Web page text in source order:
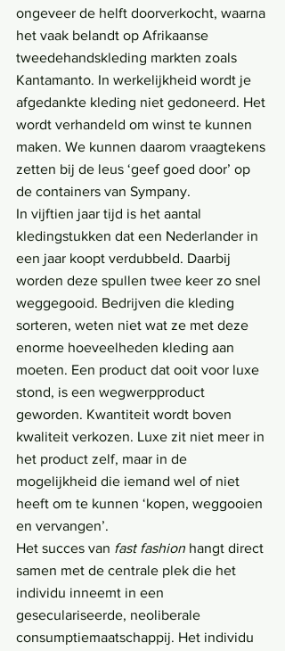
ongeveer de helft doorverkocht, waarna
het vaak belandt op Afrikaanse
tweedehandskleding markten zoals
Kantamanto. In werkelijkheid wordt je
afgedankte kleding niet gedoneerd. Het
wordt verhandeld om winst te kunnen
maken. We kunnen daarom vraagtekens
zetten bij de leus ‘geef goed door’ op
de containers van Sympany.
In vijftien jaar tijd is het aantal
kledingstukken dat een Nederlander in
een jaar koopt verdubbeld. Daarbij
worden deze spullen twee keer zo snel
weggegooid. Bedrijven die kleding
sorteren, weten niet wat ze met deze
enorme hoeveelheden kleding aan
moeten. Een product dat ooit voor luxe
stond, is een wegwerpproduct
geworden. Kwantiteit wordt boven
kwaliteit verkozen. Luxe zit niet meer in
het product zelf, maar in de
mogelijkheid die iemand wel of niet
heeft om te kunnen ‘kopen, weggooien
en vervangen’.
Het succes van fast fashion hangt direct
samen met de centrale plek die het
individu inneemt in een
geseculariseerde, neoliberale
consumptiemaatschappij. Het individu